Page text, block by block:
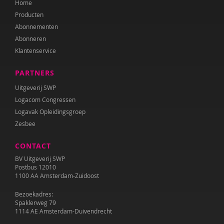
Diana Turkenburg-de Haan
Wesley Verboom
Wouter Verhage
Tamara Wally
Hermien Wiechers
Home
Producten
Abonnementen
Abonneren
Klantenservice
PARTNERS
Uitgeverij SWP
Logacom Congressen
Logavak Opleidingsgroep
Zesbee
CONTACT
BV Uitgeverij SWP
Postbus 12010
1100 AA Amsterdam-Zuidoost
Bezoekadres:
Spaklerweg 79
1114 AE Amsterdam-Duivendrecht